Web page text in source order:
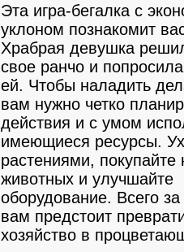
Эта игра-бегалка с
уклоном познакомит
Храбрая девушка
свое ранчо и
ей. Чтобы наладить
вам нужно четко
действия и с умом
имеющиеся ресурсы.
растениями, покупайте
животных и улучшайте
оборудование. Всего
вам предстоит
хозяйство в